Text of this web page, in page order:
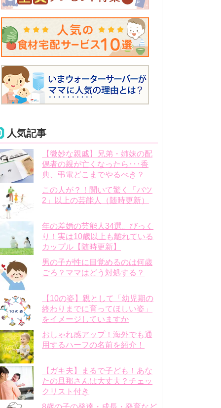
人気記事
【微妙な親戚】兄弟・姉妹の配
偶者の親が亡くなったら･･･香
典、弔電どこまでやるべき？
この人が？！聞いて驚く「バツ
2」以上の芸能人（随時更新）
年の差婚の芸能人34選。びっく
り！実は10歳以上も離れている
カップル【随時更新】
男の子が性に目覚めるのは何歳
ごろ？ママはどう対処する？
【10の姿】親として「幼児期の
終わりまでに育ってほしい姿」
をイメージしていますか
おしゃれ感アップ！海外でも通
用するハーフの名前を紹介！
【ガキ夫】まるで子ども！あな
たの旦那さんは大丈夫？チェッ
クリスト付き